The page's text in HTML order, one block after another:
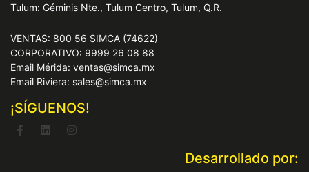
Tulum: Géminis Nte., Tulum Centro, Tulum, Q.R.
VENTAS: 800 56 SIMCA (74622)
CORPORATIVO: 9999 26 08 88
Email Mérida: ventas@simca.mx
Email Riviera: sales@simca.mx
¡SÍGUENOS!
Desarrollado por: